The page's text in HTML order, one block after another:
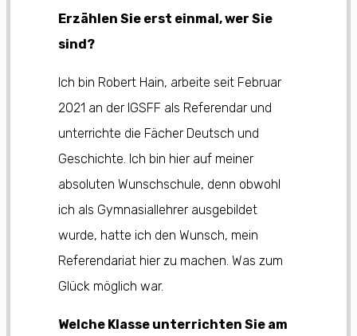
Erzählen Sie erst einmal, wer Sie
sind?
Ich bin Robert Hain, arbeite seit Februar
2021 an der IGSFF als Referendar und
unterrichte die Fächer Deutsch und
Geschichte. Ich bin hier auf meiner
absoluten Wunschschule, denn obwohl
ich als Gymnasiallehrer ausgebildet
wurde, hatte ich den Wunsch, mein
Referendariat hier zu machen. Was zum
Glück möglich war.
Welche Klasse unterrichten Sie am